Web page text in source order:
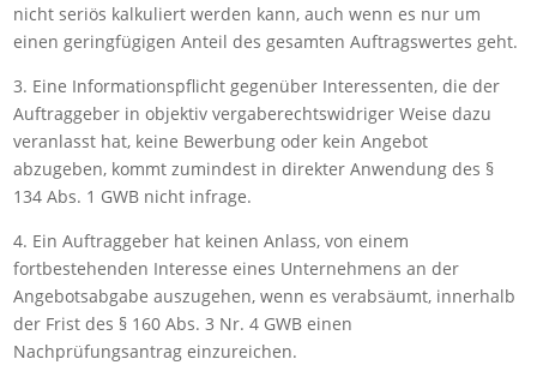
nicht seriös kalkuliert werden kann, auch wenn es nur um
einen geringfügigen Anteil des gesamten Auftragswertes geht.
3. Eine Informationspflicht gegenüber Interessenten, die der
Auftraggeber in objektiv vergaberechtswidriger Weise dazu
veranlasst hat, keine Bewerbung oder kein Angebot
abzugeben, kommt zumindest in direkter Anwendung des §
134 Abs. 1 GWB nicht infrage.
4. Ein Auftraggeber hat keinen Anlass, von einem
fortbestehenden Interesse eines Unternehmens an der
Angebotsabgabe auszugehen, wenn es verabsäumt, innerhalb
der Frist des § 160 Abs. 3 Nr. 4 GWB einen
Nachprüfungsantrag einzureichen.